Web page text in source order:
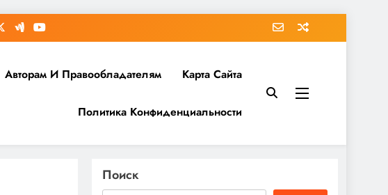
Авторам И Правообладателям Карта Сайта
Политика Конфиденциальности
Поиск